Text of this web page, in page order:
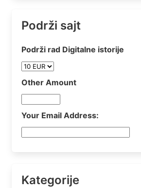
Podrži sajt
Podrži rad Digitalne istorije
Other Amount
Your Email Address:
Kategorije